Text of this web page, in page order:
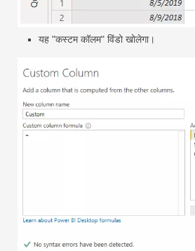
यह "कस्टम कॉलम" विंडो खोलेगा।